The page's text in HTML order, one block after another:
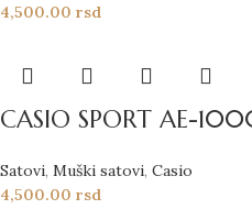
4,500.00 rsd
CASIO SPORT AE-
Satovi, Muški satovi, Casio
4,500.00 rsd